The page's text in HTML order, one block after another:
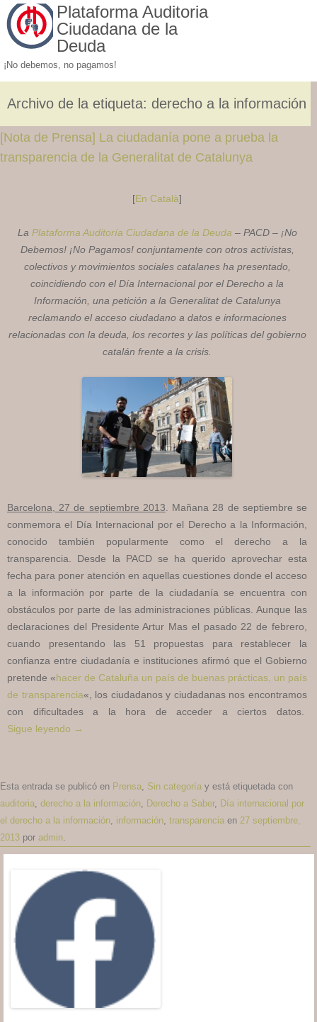
Plataforma Auditoria
Ciudadana de la
Deuda
¡No debemos, no pagamos!
Archivo de la etiqueta: derecho a la información
[Nota de Prensa] La ciudadanía pone a prueba la
transparencia de la Generalitat de Catalunya
[En Català]
La Plataforma Auditoría Ciudadana de la Deuda – PACD – ¡No
Debemos! ¡No Pagamos! conjuntamente con otros activistas,
colectivos y movimientos sociales catalanes ha presentado,
coincidiendo con el Día Internacional por el Derecho a la
Información, una petición a la Generalitat de Catalunya
reclamando el acceso ciudadano a datos e informaciones
relacionadas con la deuda, los recortes y las políticas del gobierno
catalán frente a la crisis.
Barcelona, 27 de septiembre 2013 . Mañana 28 de septiembre se
conmemora el Día Internacional por el Derecho a la Información,
conocido también popularmente como el derecho a la
transparencia. Desde la PACD se ha querido aprovechar esta
fecha para poner atención en aquellas cuestiones donde el acceso
a la información por parte de la ciudadanía se encuentra con
obstáculos por parte de las administraciones públicas. Aunque las
declaraciones del Presidente Artur Mas el pasado 22 de febrero,
cuando presentando las 51 propuestas para restablecer la
confianza entre ciudadanía e instituciones afirmó que el Gobierno
pretende «hacer de Cataluña un país de buenas prácticas, un país
de transparencia«, los ciudadanos y ciudadanas nos encontramos
con dificultades a la hora de acceder a ciertos datos.
Sigue leyendo →
Esta entrada se publicó en Prensa Sin categoría y está etiquetada con
auditoria derecho a la información Derecho a Saber, Día internacional por
el derecho a la información información transparencia en 27 septiembre,
2013 por admin